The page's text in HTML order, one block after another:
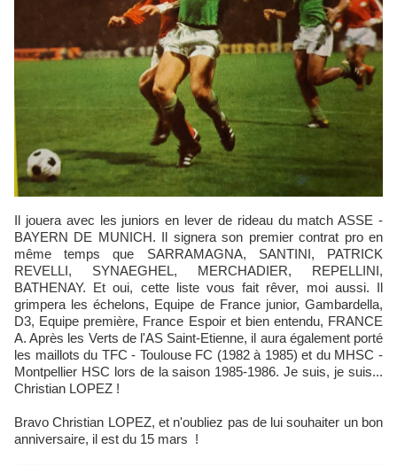
Il jouera avec les juniors en lever de rideau du match ASSE -
BAYERN DE MUNICH. Il signera son premier contrat pro en
même temps que SARRAMAGNA, SANTINI, PATRICK
REVELLI, SYNAEGHEL, MERCHADIER, REPELLINI,
BATHENAY. Et oui, cette liste vous fait rêver, moi aussi. Il
grimpera les échelons, Equipe de France junior, Gambardella,
D3, Equipe première, France Espoir et bien entendu, FRANCE
A. Après les Verts de l'AS Saint-Etienne, il aura également porté
les maillots du TFC - Toulouse FC (1982 à 1985) et du MHSC -
Montpellier HSC lors de la saison 1985-1986. Je suis, je suis...
Christian LOPEZ !
Bravo Christian LOPEZ, et n'oubliez pas de lui souhaiter un bon
anniversaire, il est du 15 mars !